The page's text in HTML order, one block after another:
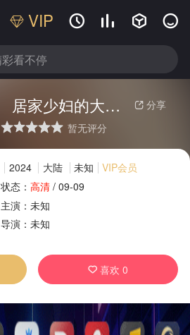
VIP    
 分享
居家少妇的大屁股臀操 [国语对白]
暂无评分
2024 大陆 未知
VIP会员
状态： 高清/ 09-09
主演： 未知
导演： 未知
 喜欢0